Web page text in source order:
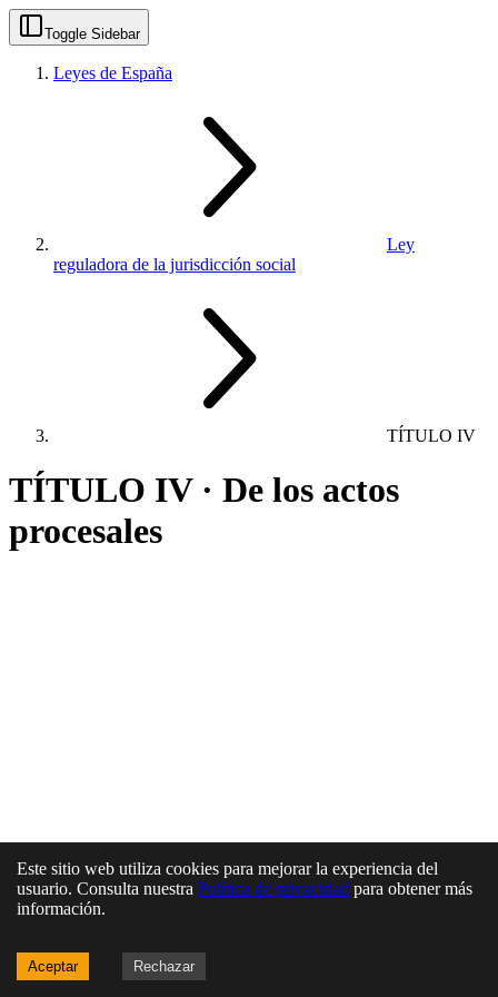
Toggle Sidebar
Leyes de España
Ley
reguladora de la jurisdicción social
TÍTULO IV
TÍTULO IV · De los actos
procesales
Este sitio web utiliza cookies para mejorar la experiencia del
usuario. Consulta nuestra Política de privacidad para obtener más
información.
Aceptar Rechazar